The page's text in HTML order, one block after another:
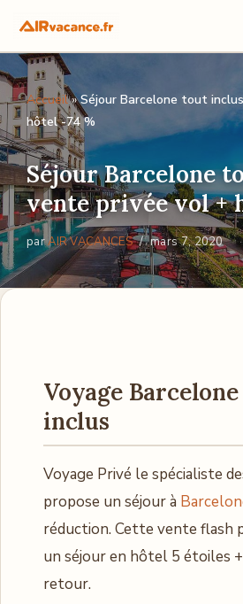
Aller
au
contenu
Accueil»Séjour Barcelone tout
hôtel -74 %
Séjour Barcelone
vente privée vol +
parAIR VACANCES mars 7, 2020
Voyage
inclus
Voyage Privé le spécialiste
propose un séjour à
réduction. Cette vente flash
un séjour en hôtel 5 étoiles
retour.